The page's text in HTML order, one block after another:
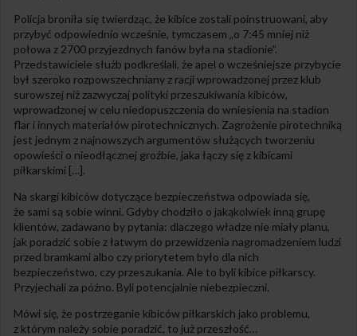
Policja broniła się twierdząc, że kibice zostali poinstruowani, aby
przybyć odpowiednio wcześnie, tymczasem „o 7:45 mniej niż
połowa z 2700 przyjezdnych fanów była na stadionie”.
Przedstawiciele służb podkreślali, że apel o wcześniejsze przybycie
był szeroko rozpowszechniany z racji wprowadzonej przez klub
surowszej niż zazwyczaj polityki przeszukiwania kibiców,
wprowadzonej w celu niedopuszczenia do wniesienia na stadion
flar i innych materiałów pirotechnicznych. Zagrożenie pirotechniką
jest jednym z najnowszych argumentów służących tworzeniu
opowieści o nieodłącznej groźbie, jaka łączy się z kibicami
piłkarskimi […].
Na skargi kibiców dotyczące bezpieczeństwa odpowiada się,
że sami są sobie winni. Gdyby chodziło o jakąkolwiek inną grupę
klientów, zadawano by pytania: dlaczego władze nie miały planu,
jak poradzić sobie z łatwym do przewidzenia nagromadzeniem ludzi
przed bramkami albo czy priorytetem było dla nich
bezpieczeństwo, czy przeszukania. Ale to byli kibice piłkarscy.
Przyjechali za późno. Byli potencjalnie niebezpieczni.
Mówi się, że postrzeganie kibiców piłkarskich jako problemu,
z którym należy sobie poradzić, to już przeszłość…